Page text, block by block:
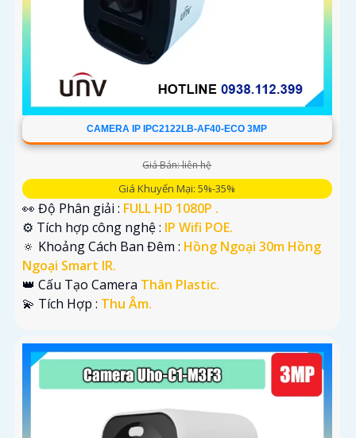
CAMERA IP IPC2122LB-AF40-ECO 3MP
Giá Bán: liên hệ
Giá Khuyến Mại: 5%-35%
👀 Độ Phân giải : FULL HD 1080P .
⚙ Tích hợp công nghệ : IP Wifi POE.
🔅 Khoảng Cách Ban Đêm : Hồng Ngoại 30m Hồng
Ngoại Smart IR.
👑 Cấu Tạo Camera Thân Plastic.
️💫 Tích Hợp : Thu Âm.